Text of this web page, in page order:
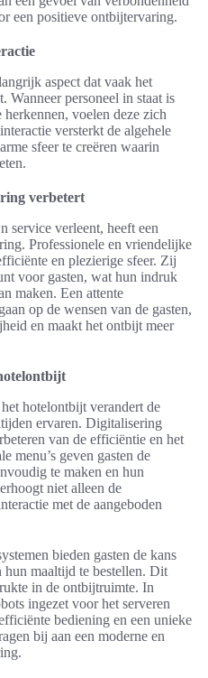
een positieve ontbijtervaring.
aspect dat vaak het
Wanneer personeel in staat is
voelen deze zich
versterkt de algehele
sfeer te creëren waarin
verbetert
service verleent, heeft een
Professionele en vriendelijke
en plezierige sfeer. Zij
voor gasten, wat hun indruk
maken. Een attente
op de wensen van de gasten,
en maakt het ontbijt meer
hotelontbijt verandert de
ervaren. Digitalisering
van de efficiëntie en het
menu’s geven gasten de
te maken en hun
niet alleen de
met de aangeboden
bieden gasten de kans
maaltijd te bestellen. Dit
in de ontbijtruimte. In
ingezet voor het serveren
bediening en een unieke
bij aan een moderne en